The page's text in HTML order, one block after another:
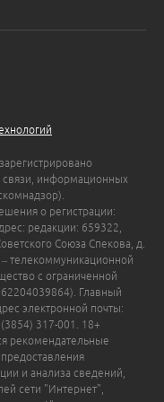
информационных
о регистрации:
редакции: 659322,
Союза Спекова, д.
телекоммуникационной
с ограниченной
Главный
электронной почты:
317-001. 18+
рекомендательные
и анализа сведений,
сети "Интернет",